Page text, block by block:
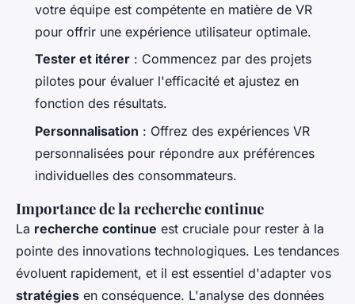
votre équipe est compétente en matière de VR
pour offrir une expérience utilisateur optimale.
Tester et itérer : Commencez par des projets
pilotes pour évaluer l'efficacité et ajustez en
fonction des résultats.
Personnalisation : Offrez des expériences VR
personnalisées pour répondre aux préférences
individuelles des consommateurs.
Importance de la recherche continue
La recherche continue est cruciale pour rester à la
pointe des innovations technologiques. Les tendances
évoluent rapidement, et il est essentiel d'adapter vos
stratégies en conséquence. L'analyse des données